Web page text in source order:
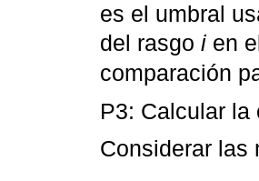
es el umbral
del rasgo i en
comparación
P3: Calcular la
Considerar las